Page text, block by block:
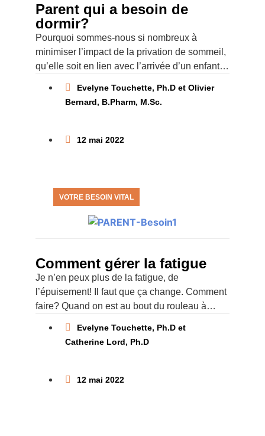
Parent qui a besoin de
dormir?
Pourquoi sommes-nous si nombreux à
minimiser l’impact de la privation de sommeil,
qu’elle soit en lien avec l’arrivée d’un enfant
Pourquoi éprouvons-nous autant
Evelyne Touchette, Ph.D et Olivier
Bernard, B.Pharm, M.Sc.
12 mai 2022
VOTRE BESOIN VITAL
Comment gérer la fatigue
Je n’en peux plus de la fatigue, de
l’épuisement! Il faut que ça change. Comment
faire? Quand on est au bout du rouleau à
Evelyne Touchette, Ph.D et
Catherine Lord, Ph.D
12 mai 2022